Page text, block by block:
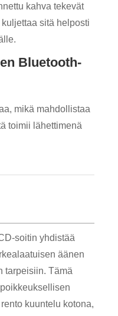
kahva tekevät
sitä helposti
Bluetooth-
mikä mahdollistaa
toimii lähettimenä
soitin yhdistää
äänen
tarpeisiin. Tämä
kuuntelu kotona,